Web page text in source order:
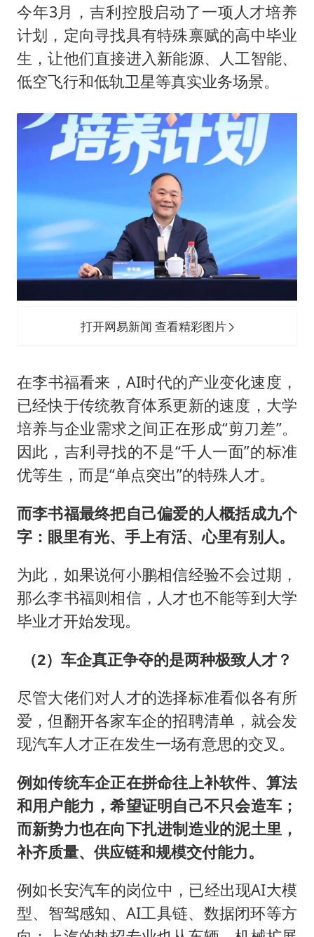
今年3月，吉利控股启动了一项人才培养
计划，定向寻找具有特殊禀赋的高中毕业
生，让他们直接进入新能源、人工智能、
低空飞行和低轨卫星等真实业务场景。
打开网易新闻 查看精彩图片
在李书福看来，AI时代的产业变化速度，
已经快于传统教育体系更新的速度，大学
培养与企业需求之间正在形成“剪刀差”。
因此，吉利寻找的不是“千人一面”的标准
优等生，而是“单点突出”的特殊人才。
而李书福最终把自己偏爱的人概括成九个
字：眼里有光、手上有活、心里有别人。
为此，如果说何小鹏相信经验不会过期，
那么李书福则相信，人才也不能等到大学
毕业才开始发现。
（2）车企真正争夺的是两种极致人才？
尽管大佬们对人才的选择标准看似各有所
爱，但翻开各家车企的招聘清单，就会发
现汽车人才正在发生一场有意思的交叉。
例如传统车企正在拼命往上补软件、算法
和用户能力，希望证明自己不只会造车；
而新势力也在向下扎进制造业的泥土里，
补齐质量、供应链和规模交付能力。
例如长安汽车的岗位中，已经出现AI大模
型、智驾感知、AI工具链、数据闭环等方